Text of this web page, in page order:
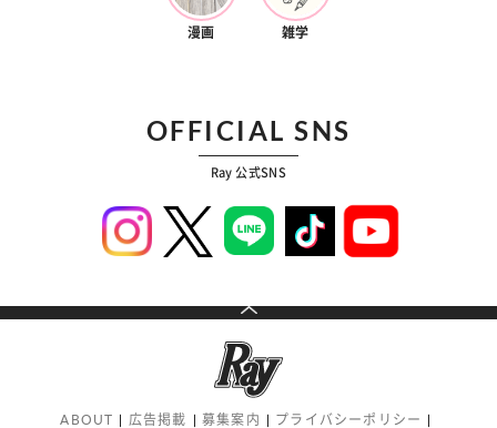
漫画 雑学
OFFICIAL SNS
Ray 公式SNS
ABOUT 広告掲載 募集案内 プライバシーポリシー